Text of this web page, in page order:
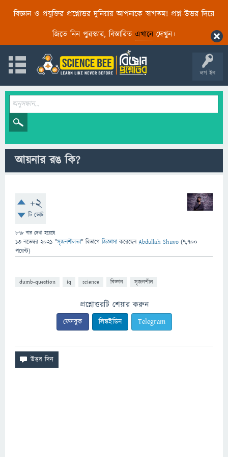
বিজ্ঞান ও প্রযুক্তির প্রশ্নোত্তর দুনিয়ায় আপনাকে স্বাগতম! প্রশ্ন-উত্তর দিয়ে
জিতে নিন পুরস্কার, বিস্তারিত এখানেদেখুন।
লগ ইন
আয়নার রঙ কি?
+2
টি ভোট
878 বার দেখা হয়েছে
13 নভেম্বর 2021 "সৃজনশীলতা" বিভাগে জিজ্ঞাসাকরেছেনAbdullah Shuvo (7,700
পয়েন্ট)
dumb-question iq science বিজ্ঞান সৃজনশীল
প্রশ্নোত্তরটি শেয়ার করুন
ফেসবুক লিঙ্কইডিন Telegram